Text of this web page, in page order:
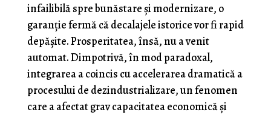
infailibilă spre bunăstare și modernizare, o
garanție fermă că decalajele istorice vor fi rapid
depășite. Prosperitatea, însă, nu a venit
automat. Dimpotrivă, în mod paradoxal,
integrarea a coincis cu accelerarea dramatică a
procesului de dezindustrializare, un fenomen
care a afectat grav capacitatea economică și